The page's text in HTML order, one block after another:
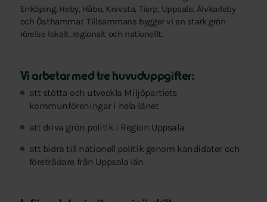
Enköping, Heby, Håbo, Knivsta, Tierp, Uppsala, Älvkarleby
och Östhammar. Tillsammans bygger vi en stark grön
rörelse lokalt, regionalt och nationellt.
Vi arbetar med tre huvuduppgifter:
att stötta och utveckla Miljöpartiets
kommunföreningar i hela länet
att driva grön politik i Region Uppsala
att bidra till nationell politik genom kandidater och
företrädare från Uppsala län